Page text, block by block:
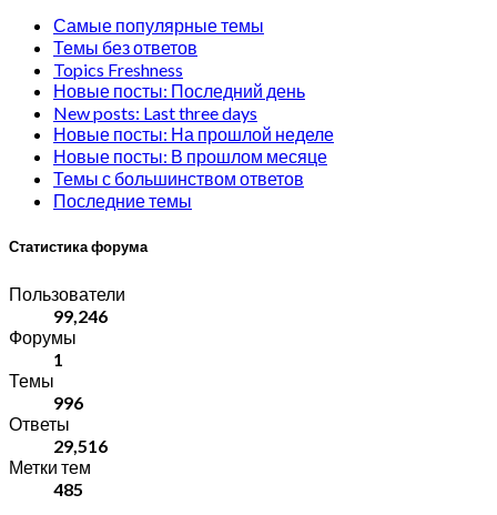
Самые популярные темы
Темы без ответов
Topics Freshness
Новые посты: Последний день
New posts: Last three days
Новые посты: На прошлой неделе
Новые посты: В прошлом месяце
Темы с большинством ответов
Последние темы
Статистика форума
Пользователи
99,246
Форумы
1
Темы
996
Ответы
29,516
Метки тем
485